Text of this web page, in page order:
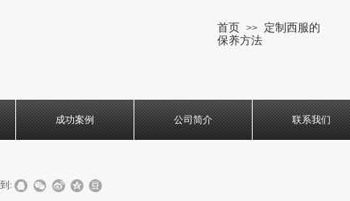
首页 >>
定制西服的
保养方法
成功案例 公司简介 联系我们
: